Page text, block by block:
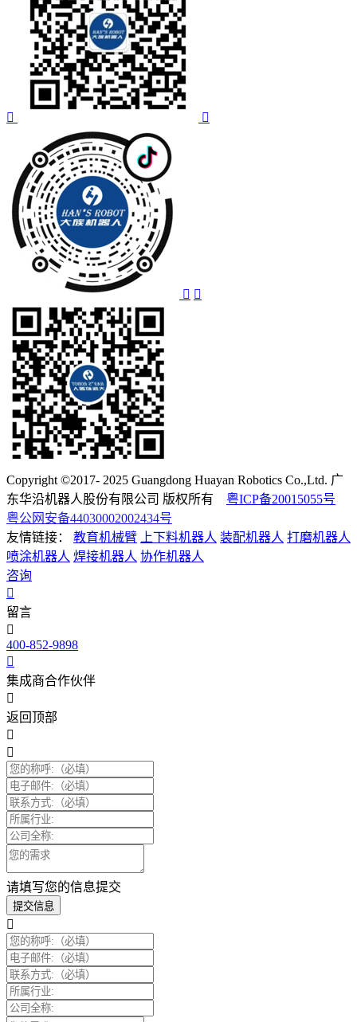
Copyright ©2017- 2025 Guangdong Huayan Robotics Co.,Ltd. 广
东华沿机器人股份有限公司 版权所有 粤ICP备20015055号
粤公网安备44030002002434号
友情链接：
教育机械臂 上下料机器人 装配机器人 打磨机器人
喷涂机器人 焊接机器人 协作机器人
咨询
留言
400-852-9898
集成商合作伙伴
返回顶部
请填写您的信息提交
提交信息